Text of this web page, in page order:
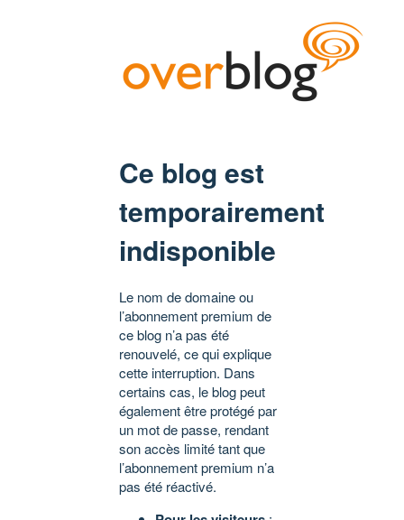
Ce blog est
temporairement
indisponible
Le nom de domaine ou
l’abonnement premium de
ce blog n’a pas été
renouvelé, ce qui explique
cette interruption. Dans
certains cas, le blog peut
également être protégé par
un mot de passe, rendant
son accès limité tant que
l’abonnement premium n’a
pas été réactivé.